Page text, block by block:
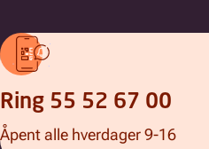
Ring 55 52 67 00
Åpent alle hverdager 9-16